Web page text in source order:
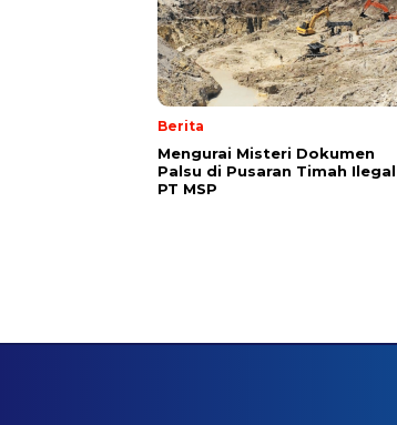
Berita
Mengurai Misteri Dokumen
Palsu di Pusaran Timah Ilegal
PT MSP